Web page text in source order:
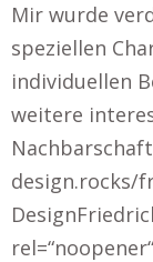
Mir wurde
speziellen
individuellen
weitere
design.rocks/